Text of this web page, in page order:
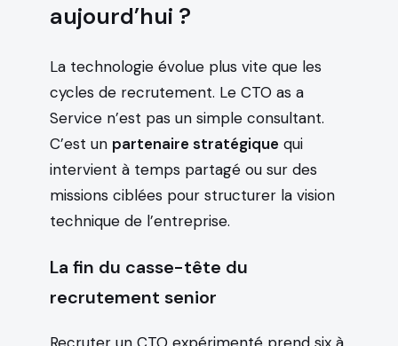
aujourd’hui ?
La technologie évolue plus vite que les
cycles de recrutement. Le CTO as a
Service n’est pas un simple consultant.
C’est un partenaire stratégique qui
intervient à temps partagé ou sur des
missions ciblées pour structurer la vision
technique de l’entreprise.
La fin du casse-tête du
recrutement senior
Recruter un CTO expérimenté prend six à